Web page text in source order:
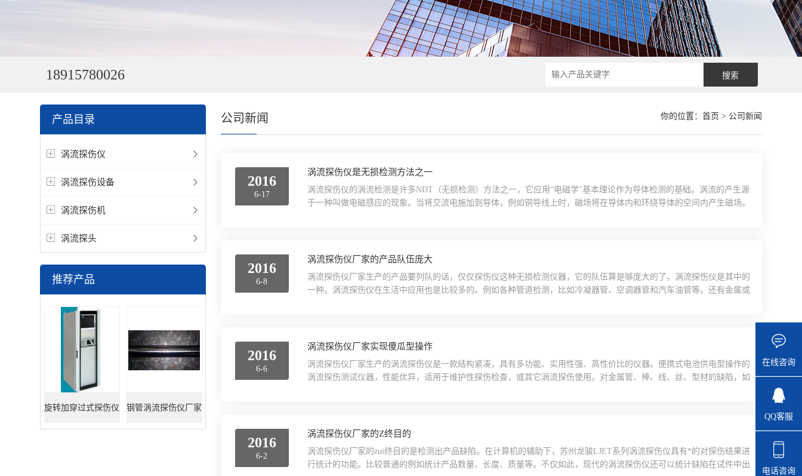
18915780026
产品目录
涡流探伤仪
涡流探伤设备
涡流探伤机
涡流探头
推荐产品
旋转加穿过式探伤仪 钢管涡流探伤仪厂家
你的位置： 首页 > 公司新闻
公司新闻
2016
6-17
涡流探伤仪是无损检测方法之一
涡流探伤仪的涡流检测是许多NDT（无损检测）方法之一，它应用“电磁学”基本理论作为导体检测的基础。涡流的产生源
于一种叫做电磁感应的现象。当将交流电施加到导体，例如铜导线上时，磁场将在导体内和环绕导体的空间内产生磁场。
2016
6-8
涡流探伤仪厂家的产品队伍庞大
涡流探伤仪厂家生产的产品要列队的话，仅仅探伤仪这种无损检测仪器，它的队伍算是够庞大的了。涡流探伤仪是其中的
一种。涡流探伤仪在生活中应用也是比较多的。例如各种管道检测，比如冷凝器管、空调器管和汽车油管等。还有金属或
2016
6-6
涡流探伤仪厂家实现傻瓜型操作
涡流探伤仪厂家生产的涡流探伤仪是一款结构紧凑，具有多功能、实用性强、高性价比的仪器。便携式电池供电型操作的
涡流探伤测试仪器，性能优异，适用于维护性探伤检查，或其它涡流探伤使用。对金属管、棒、线、丝、型材的缺陷，如
2016
6-2
涡流探伤仪厂家的Z终目的
涡流探伤仪厂家的zui终目的是检测出产品缺陷。在计算机的辅助下，苏州龙骏LJET系列涡流探伤仪具有*的对探伤结果进
行统计的功能。比较普通的例如统计产品数量、长度、质量等。不仅如此，现代的涡流探伤仪还可以统计缺陷在试件中出
在线咨询
QQ客服
电话咨询